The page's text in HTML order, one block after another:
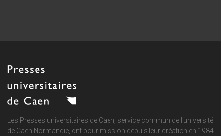
Les Presses universitaires de Caen, service commun de l'université
de Caen Normandie , ont pour mission depuis leur création en 1984